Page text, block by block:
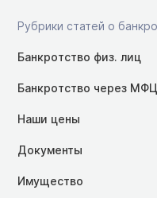
Рубрики статей о
Банкротство физ. лиц
Банкротство через МФЦ
Наши цены
Документы
Имущество